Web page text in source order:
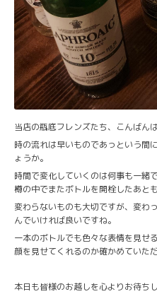
当店の瓶底フレンズたち、こんばん
時の流れは早いものであっという間
ょうか。
時間で変化していくのは何事も一緒
樽の中でまたボトルを開栓したあと
変わらないものも大切ですが、変わ
んでいければ良いですね。
一本のボトルでも色々な表情を見せ
顔を見せてくれるのか確かめていただ
本日も皆様のお越しを心よりお待ち